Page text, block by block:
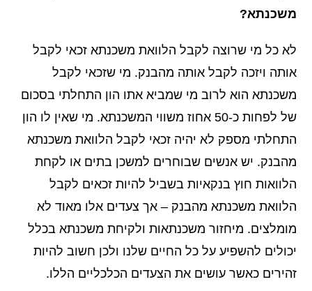
משכנתא?
לא כל מי שרוצה לקבל הלוואת משכנתא זכאי לקבל
אותה ויזכה לקבל אותה מהבנק. מי שזכאי לקבל
משכנתא הוא לרוב מי שמביא אתו הון התחלתי בסכום
של לפחות כ-50 אחוז משווי המשכנתא. מי שאין לו הון
התחלתי מספק לא יהיה זכאי לקבל הלוואת משכנתא
מהבנק. יש אנשים שבוחרים למשכן בתים או לקחת
הלוואות חוץ בנקאיות בשביל להיות זכאים לקבל
הלוואת משכנתא מהבנק – אך צעדים אלו מאוד לא
מומלצים. מיחזור משכנתאות ולקיחת משכנתא בכלל
יכולים להשפיע על כל החיים שלנו ולכן חשוב להיות
זהירים כאשר עושים את הצעדים הכלכליים הללו.